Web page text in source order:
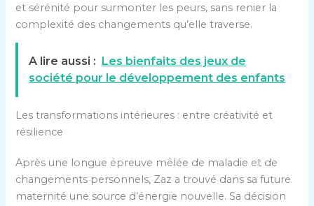
et sérénité pour surmonter les peurs, sans renier la
complexité des changements qu’elle traverse.
A lire aussi : Les bienfaits des jeux de
société pour le développement des enfants
Les transformations intérieures : entre créativité et
résilience
Après une longue épreuve mêlée de maladie et de
changements personnels, Zaz a trouvé dans sa future
maternité une source d’énergie nouvelle. Sa décision